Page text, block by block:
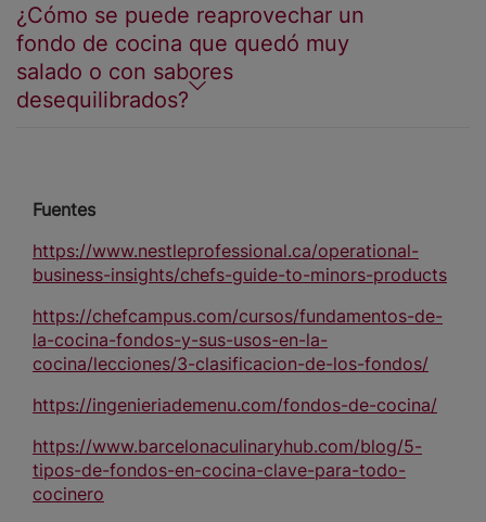
¿Cómo se puede reaprovechar un
fondo de cocina que quedó muy
salado o con sabores
desequilibrados?
Fuentes
https://www.nestleprofessional.ca/operational-
business-insights/chefs-guide-to-minors-products
https://chefcampus.com/cursos/fundamentos-de-
la-cocina-fondos-y-sus-usos-en-la-
cocina/lecciones/3-clasificacion-de-los-fondos/
https://ingenieriademenu.com/fondos-de-cocina/
https://www.barcelonaculinaryhub.com/blog/5-
tipos-de-fondos-en-cocina-clave-para-todo-
cocinero